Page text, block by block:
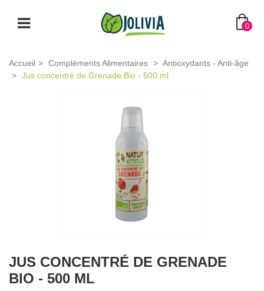
0
Accueil > Compléments Alimentaires > Antioxydants - Anti-âge
> Jus concentré de Grenade Bio - 500 ml
JUS CONCENTRÉ DE GRENADE
BIO - 500 ML